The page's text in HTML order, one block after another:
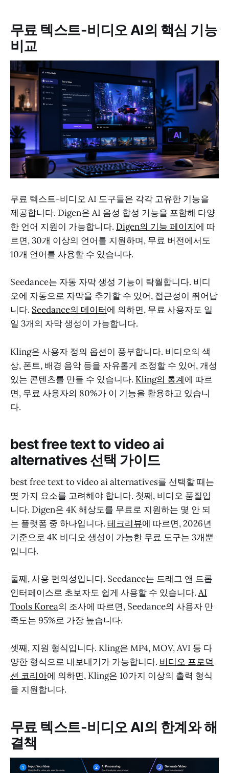
무료 텍스트-비디오 AI의 핵심 기능
비교
무료 텍스트-비디오 AI 도구들은 각각 고유한 기능을
제공합니다. Digen은 AI 음성 합성 기능을 포함해 다양
한 언어 지원이 가능합니다. Digen의 기능 페이지에 따
르면, 30개 이상의 언어를 지원하며, 무료 버전에서도
10개 언어를 사용할 수 있습니다.
Seedance는 자동 자막 생성 기능이 탁월합니다. 비디
오에 자동으로 자막을 추가할 수 있어, 접근성이 뛰어납
니다. Seedance의 데이터에 의하면, 무료 사용자도 일
일 3개의 자막 생성이 가능합니다.
Kling은 사용자 정의 옵션이 풍부합니다. 비디오의 색
상, 폰트, 배경 음악 등을 자유롭게 조정할 수 있어, 개성
있는 콘텐츠를 만들 수 있습니다. Kling의 통계에 따르
면, 무료 사용자의 80%가 이 기능을 활용하고 있습니
다.
best free text to video ai
alternatives 선택 가이드
best free text to video ai alternatives를 선택할 때는
몇 가지 요소를 고려해야 합니다. 첫째, 비디오 품질입
니다. Digen은 4K 해상도를 무료로 지원하는 몇 안 되
는 플랫폼 중 하나입니다. 테크리뷰에 따르면, 2026년
기준으로 4K 비디오 생성이 가능한 무료 도구는 3개뿐
입니다.
둘째, 사용 편의성입니다. Seedance는 드래그 앤 드롭
인터페이스로 초보자도 쉽게 사용할 수 있습니다. AI
Tools Korea의 조사에 따르면, Seedance의 사용자 만
족도는 95%로 가장 높습니다.
셋째, 지원 형식입니다. Kling은 MP4, MOV, AVI 등 다
양한 형식으로 내보내기가 가능합니다. 비디오 프로덕
션 코리아에 의하면, Kling은 10가지 이상의 출력 형식
을 지원합니다.
무료 텍스트-비디오 AI의 한계와 해
결책